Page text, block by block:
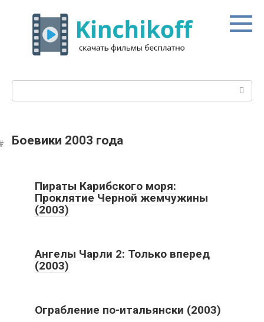
контенту
Боевики 2003 года
Пираты Карибского моря:
Проклятие Черной жемчужины
(2003)
Ангелы Чарли 2: Только вперед
(2003)
Ограбление по-итальянски (2003)